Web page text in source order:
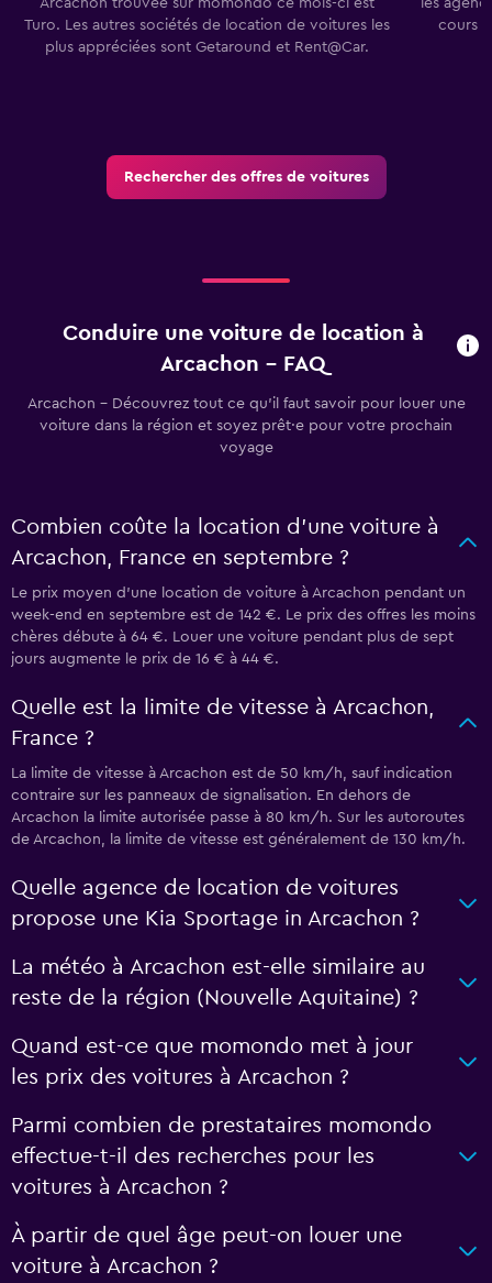
Turo. Les autres sociétés de location de voitures les
plus appréciées sont Getaround et Rent@Car.
cours
Rechercher des offres de voitures
Conduire une voiture de location à
Arcachon - FAQ
Arcachon - Découvrez tout ce qu’il faut savoir pour louer une
voiture dans la région et soyez prêt·e pour votre prochain
voyage
Combien coûte la location d’une voiture à
Arcachon, France en septembre ?
Le prix moyen d’une location de voiture à Arcachon pendant un
week-end en septembre est de 142 €. Le prix des offres les moins
chères débute à 64 €. Louer une voiture pendant plus de sept
jours augmente le prix de 16 € à 44 €.
Quelle est la limite de vitesse à Arcachon,
France ?
La limite de vitesse à Arcachon est de 50 km/h, sauf indication
contraire sur les panneaux de signalisation. En dehors de
Arcachon la limite autorisée passe à 80 km/h. Sur les autoroutes
de Arcachon, la limite de vitesse est généralement de 130 km/h.
Quelle agence de location de voitures
propose une Kia Sportage in Arcachon ?
La météo à Arcachon est-elle similaire au
reste de la région (Nouvelle Aquitaine) ?
Quand est-ce que momondo met à jour
les prix des voitures à Arcachon ?
Parmi combien de prestataires momondo
effectue-t-il des recherches pour les
voitures à Arcachon ?
À partir de quel âge peut-on louer une
voiture à Arcachon ?